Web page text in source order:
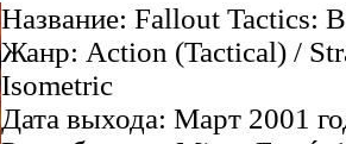
Название: Fallout Tactics:
Жанр: Action (Tactical) /
Isometric
Дата выхода: Март 2001